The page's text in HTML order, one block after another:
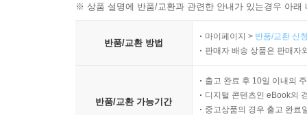
※ 상품 설명에 반품/교환과 관련한 안내가 있는경우 아
반품/교환 방법
마이페이지 > 반품/교환 신
판매자 배송 상품은 판매자
반품/교환 가능기간
출고 완료 후 10일 이내의
디지털 콘텐츠인 eBook의
중고상품의 경우 출고 완료